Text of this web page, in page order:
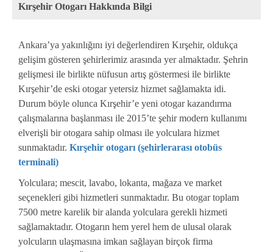
Kırşehir Otogarı Hakkında Bilgi
Ankara’ya yakınlığını iyi değerlendiren Kırşehir, oldukça
gelişim gösteren şehirlerimiz arasında yer almaktadır. Şehrin
gelişmesi ile birlikte nüfusun artış göstermesi ile birlikte
Kırşehir’de eski otogar yetersiz hizmet sağlamakta idi.
Durum böyle olunca Kırşehir’e yeni otogar kazandırma
çalışmalarına başlanması ile 2015’te şehir modern kullanımı
elverişli bir otogara sahip olması ile yolculara hizmet
sunmaktadır. Kırşehir otogarı (şehirlerarası otobüs
terminali)
Yolculara; mescit, lavabo, lokanta, mağaza ve market
seçenekleri gibi hizmetleri sunmaktadır. Bu otogar toplam
7500 metre karelik bir alanda yolculara gerekli hizmeti
sağlamaktadır. Otogarın hem yerel hem de ulusal olarak
yolcuların ulaşmasına imkan sağlayan birçok firma